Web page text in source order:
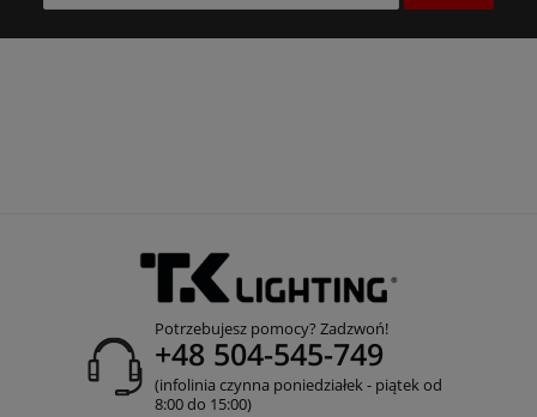
Potrzebujesz pomocy? Zadzwoń!
+48 504-545-749
(infolinia czynna poniedziałek - piątek od
8:00 do 15:00)